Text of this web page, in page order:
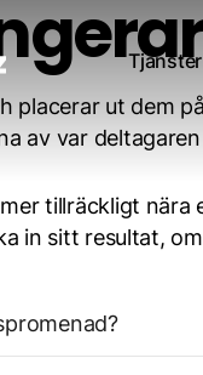
Tjänster
placerar ut dem
av var
tillräckligt nära
in sitt resultat,